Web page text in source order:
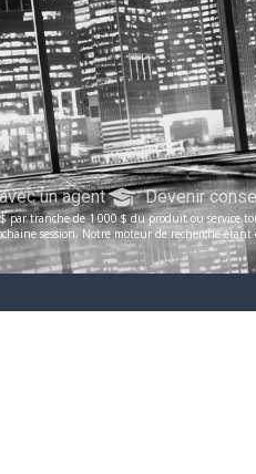
un agent Devenir
tranche de 1 000 $ du produit ou service
session. Notre moteur de recherche